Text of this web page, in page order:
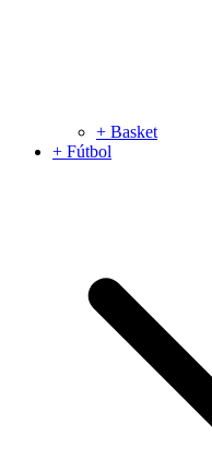
+ Basket
+ Fútbol